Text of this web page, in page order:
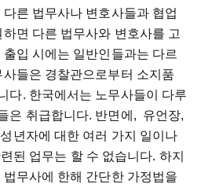
른 법무사나 변호사들과 협업
면 다른 법무사와 변호사를 고
입 시에는 일반인들과는 다르
들은 경찰관으로부터 소지품
다. 한국에서는 노무사들이 다루
은 취급합니다. 반면에, 유언장,
년자에 대한 여러 가지 일이나
된 업무는 할 수 없습니다. 하지
무사에 한해 간단한 가정법을